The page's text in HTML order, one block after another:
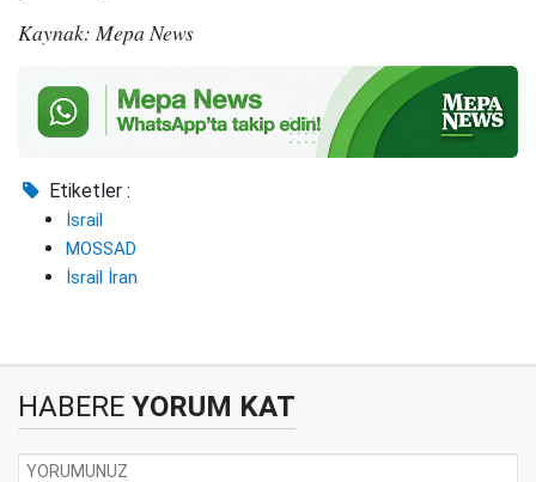
Kaynak: Mepa News
Etiketler :
İsrail
MOSSAD
İsrail İran
HABERE YORUM KAT